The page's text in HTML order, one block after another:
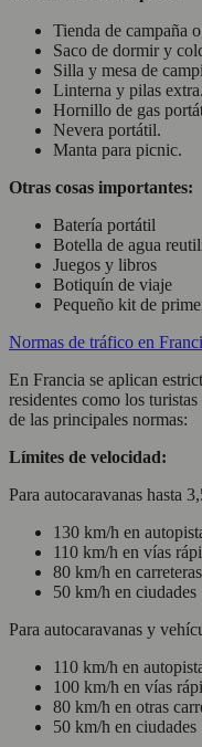
Tienda de campaña
Saco de dormir y
Silla y mesa de
Linterna y pilas extra.
Hornillo de gas
Nevera portátil.
Manta para picnic.
Otras cosas importantes:
Batería portátil
Botella de agua
Juegos y libros
Botiquín de viaje
Pequeño kit de
Normas de tráfico en
En Francia se aplican
residentes como los
de las principales normas:
Límites de velocidad:
Para autocaravanas hasta
130 km/h en
110 km/h en vías
80 km/h en
50 km/h en ciudades
Para autocaravanas y
110 km/h en
100 km/h en vías
80 km/h en otras
50 km/h en ciudades